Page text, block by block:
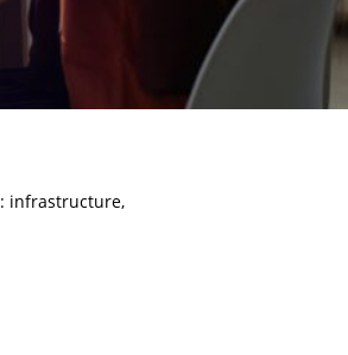
: infrastructure,